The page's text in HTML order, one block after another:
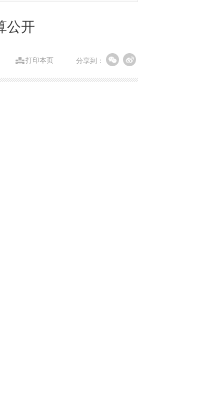
公开
分享到：
打印本页